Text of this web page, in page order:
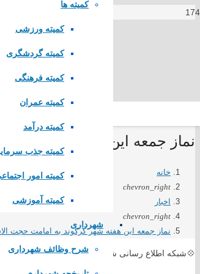
کمیته ها
کمیته ورزشی
کمیته گردشگری
کمیته فرهنگی
کمیته عمران
کمیته درآمد
کمیته جذب
کمیته امور
کمیته آموزشی
شهرداری
شرح وظائف شهرداری
نماز جمعه این هفته شهر
خانه
chevron_right
اخبار
chevron_right
نماز جمعه این هفته شهر کرکوند به امامت حجت
💠شبکه اطلاع رسانی شهر کرکوند
یگاه اطلاع رسانی مقام معظم رهبری
پایگاه اطلاع رسانی ریاست جمهوری
وزارت کشور
مجلس شورای اسلامی